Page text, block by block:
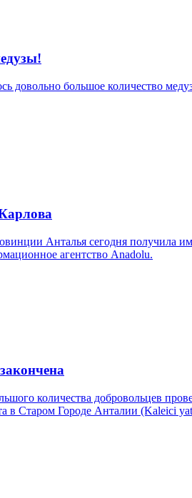
довольно большое количество
Анталья сегодня получила
агентство Anadolu.
количества добровольцев
в Старом Городе Анталии (Kaleici